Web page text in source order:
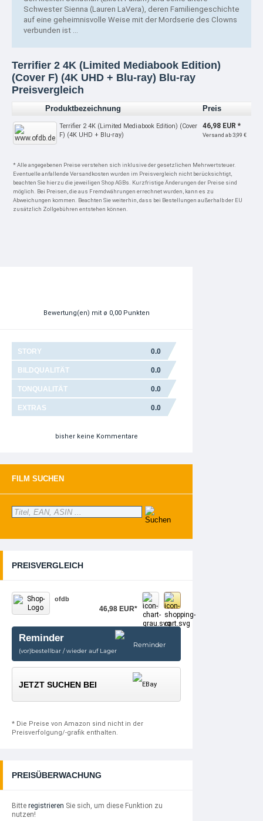
Schwester Sienna (Lauren LaVera), deren Familiengeschichte
auf eine geheimnisvolle Weise mit der Mordserie des Clowns
verbunden ist …
Terrifier 2 4K (Limited Mediabook Edition)
(Cover F) (4K UHD + Blu-ray) Blu-ray
Preisvergleich
Produktbezeichnung Preis
Terrifier 2 4K (Limited Mediabook Edition) (Cover
F) (4K UHD + Blu-ray)
46,98 EUR *
Versand ab 3,99 €
* Alle angegebenen Preise verstehen sich inklusive der gesetzlichen Mehrwertsteuer.
Eventuelle anfallende Versandkosten wurden im Preisvergleich nicht berücksichtigt,
beachten Sie hierzu die jeweiligen Shop AGBs. Kurzfristige Änderungen der Preise sind
möglich. Bei Preisen, die aus Fremdwährungen errechnet wurden, kann es zu
Abweichungen kommen. Beachten Sie weiterhin, dass bei Bestellungen außerhalb der EU
zusätzlich Zollgebühren entstehen können.
Bewertung(en) mit ø 0,00 Punkten
STORY 0.0
BILDQUALITÄT 0.0
TONQUALITÄT 0.0
EXTRAS 0.0
bisher keine Kommentare
FILM SUCHEN
PREISVERGLEICH
ofdb
46,98 EUR*
Reminder
(vor)bestellbar / wieder auf Lager
JETZT SUCHEN BEI
* Die Preise von Amazon sind nicht in der
Preisverfolgung/-grafik enthalten.
PREISÜBERWACHUNG
Bitte registrieren Sie sich, um diese Funktion zu
nutzen!